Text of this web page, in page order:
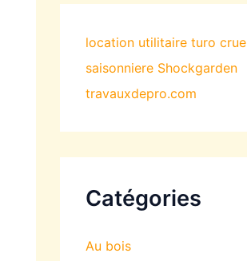
location utilitaire turo crue
saisonniere Shockgarden
travauxdepro.com
Catégories
Au bois